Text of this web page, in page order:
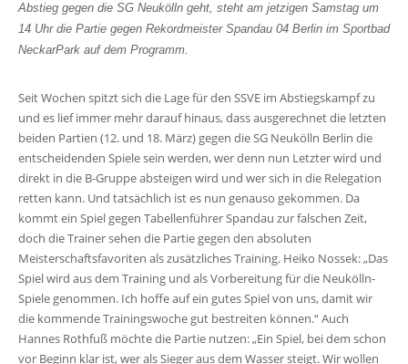
Abstieg gegen die SG Neukölln geht, steht am jetzigen Samstag um
14 Uhr die Partie gegen Rekordmeister Spandau 04 Berlin im Sportbad
NeckarPark auf dem Programm.
Seit Wochen spitzt sich die Lage für den SSVE im Abstiegskampf zu
und es lief immer mehr darauf hinaus, dass ausgerechnet die letzten
beiden Partien (12. und 18. März) gegen die SG Neukölln Berlin die
entscheidenden Spiele sein werden, wer denn nun Letzter wird und
direkt in die B-Gruppe absteigen wird und wer sich in die Relegation
retten kann. Und tatsächlich ist es nun genauso gekommen. Da
kommt ein Spiel gegen Tabellenführer Spandau zur falschen Zeit,
doch die Trainer sehen die Partie gegen den absoluten
Meisterschaftsfavoriten als zusätzliches Training. Heiko Nossek: „Das
Spiel wird aus dem Training und als Vorbereitung für die Neukölln-
Spiele genommen. Ich hoffe auf ein gutes Spiel von uns, damit wir
die kommende Trainingswoche gut bestreiten können.“ Auch
Hannes Rothfuß möchte die Partie nutzen: „Ein Spiel, bei dem schon
vor Beginn klar ist, wer als Sieger aus dem Wasser steigt. Wir wollen